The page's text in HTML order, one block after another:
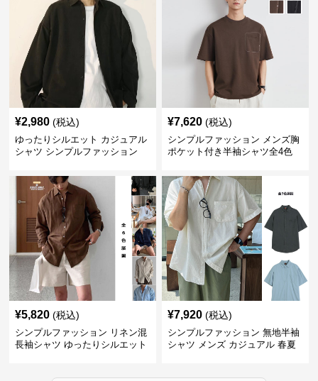
¥2,980 (税込)
ゆったりシルエット カジュアル
シャツ シンプルファッション
¥7,620 (税込)
シンプルファッション メンズ胸
ポケット付き半袖シャツ全4色
¥5,820 (税込)
シンプルファッション リネン混
長袖シャツ ゆったりシルエット
¥7,920 (税込)
シンプルファッション 無地半袖
シャツ メンズ カジュアル 春夏